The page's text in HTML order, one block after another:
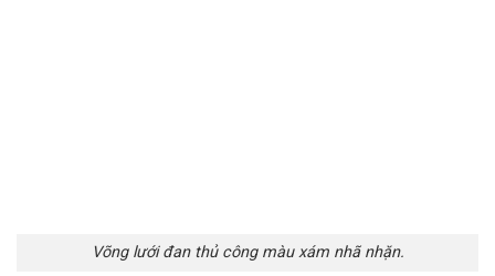
Võng lưới đan thủ công màu xám nhã nhặn.